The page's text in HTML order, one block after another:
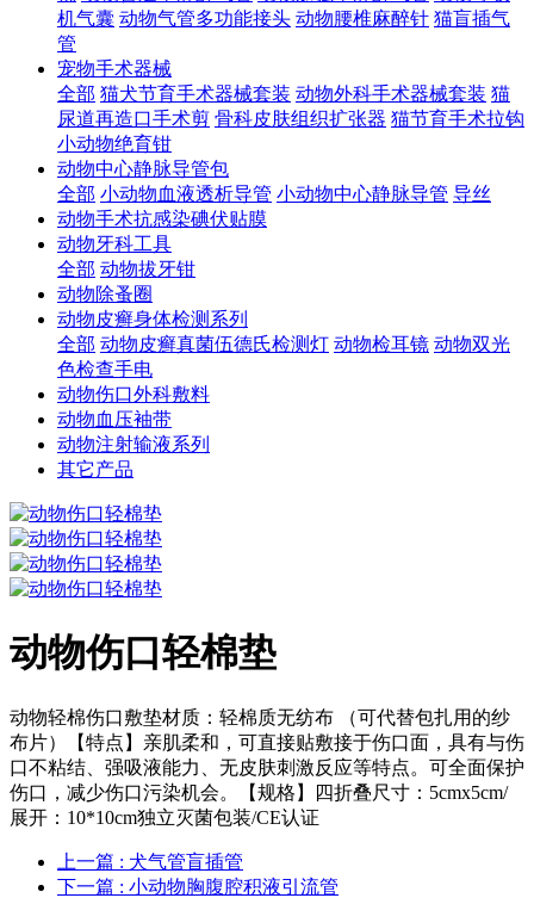
机气囊 动物气管多功能接头 动物腰椎麻醉针 猫盲插气
管
宠物手术器械
全部 猫犬节育手术器械套装 动物外科手术器械套装 猫
尿道再造口手术剪 骨科皮肤组织扩张器 猫节育手术拉钩
小动物绝育钳
动物中心静脉导管包
全部 小动物血液透析导管 小动物中心静脉导管 导丝
动物手术抗感染碘伏贴膜
动物牙科工具
全部 动物拔牙钳
动物除蚤圈
动物皮癣身体检测系列
全部 动物皮癣真菌伍德氏检测灯 动物检耳镜 动物双光
色检查手电
动物伤口外科敷料
动物血压袖带
动物注射输液系列
其它产品
动物伤口轻棉垫
动物轻棉伤口敷垫材质：轻棉质无纺布 （可代替包扎用的纱
布片）【特点】亲肌柔和，可直接贴敷接于伤口面，具有与伤
口不粘结、强吸液能力、无皮肤刺激反应等特点。可全面保护
伤口，减少伤口污染机会。【规格】四折叠尺寸：5cmx5cm/
展开：10*10cm独立灭菌包装/CE认证
上一篇 : 犬气管盲插管
下一篇 : 小动物胸腹腔积液引流管